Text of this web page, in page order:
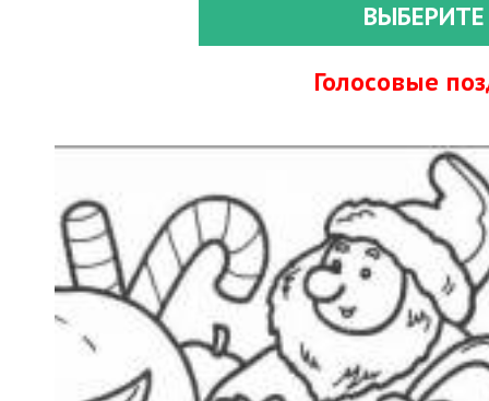
Голосовые